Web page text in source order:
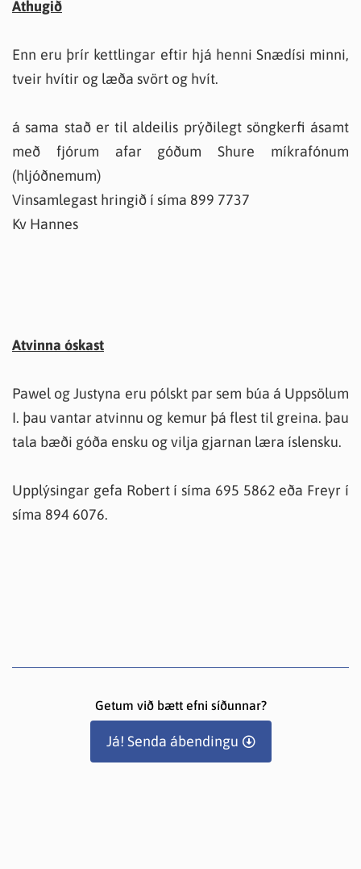
Athugið
Enn eru þrír kettlingar eftir hjá henni Snædísi minni,
tveir hvítir og læða svört og hvít.
á sama stað er til aldeilis prýðilegt söngkerfi ásamt
með fjórum afar góðum Shure míkrafónum
(hljóðnemum)
Vinsamlegast hringið í síma 899 7737
Kv Hannes
Atvinna óskast
Pawel og Justyna eru pólskt par sem búa á Uppsölum
I. þau vantar atvinnu og kemur þá flest til greina. þau
tala bæði góða ensku og vilja gjarnan læra íslensku.
Upplýsingar gefa Robert í síma 695 5862 eða Freyr í
síma 894 6076.
Getum við bætt efni síðunnar?
Já! Senda ábendingu